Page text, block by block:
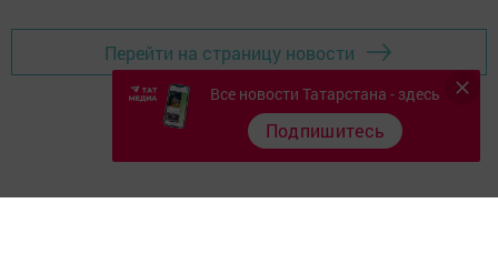
Перейти на страницу новости
Все новости Татарстана - здесь
Подпишитесь